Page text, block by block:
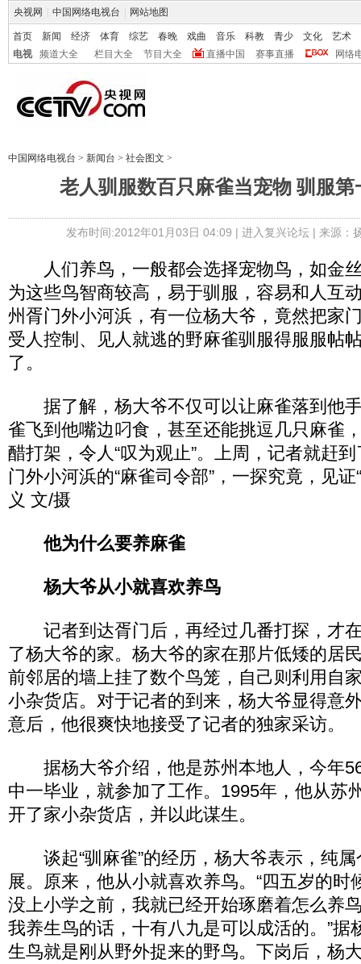
央视网 中国网络电视台 网站地图
首页 新闻 经济 体育 综艺 春晚 戏曲 音乐 科教 青少 文化
艺术
电视
频道大全 栏目大全 节目大全 直播中国 赛事直播 网络
中国网络电视台 > 新闻台 > 社会图文 >
老人驯服数百只麻雀当宠物 驯服第
发布时间:2012年01月03日 04:09 | 进入复兴论坛| 来源：
人们养鸟，一般都会选择宠物鸟，如金
为这些鸟智商较高，易于驯服，容易和人互
州胥门外小河浜，有一位杨大爷，竟然把家
受人控制、见人就逃的野麻雀驯服得服服帖
了。
据了解，杨大爷不仅可以让麻雀落到他
雀飞到他嘴边叼食，甚至还能挑逗几只麻雀
醋打架，令人“叹为观止”。上周，记者就赶
门外小河浜的“麻雀司令部”，一探究竟，见证
义 文/摄
他为什么要养麻雀
杨大爷从小就喜欢养鸟
记者到达胥门后，再经过几番打探，才
了杨大爷的家。杨大爷的家在那片低矮的居
前邻居的墙上挂了数个鸟笼，自己则利用自
小杂货店。对于记者的到来，杨大爷显得意
意后，他很爽快地接受了记者的独家采访。
据杨大爷介绍，他是苏州本地人，今年56
中一毕业，就参加了工作。1995年，他从苏
开了家小杂货店，并以此谋生。
谈起“驯麻雀”的经历，杨大爷表示，纯属
展。原来，他从小就喜欢养鸟。“四五岁的时
没上小学之前，我就已经开始琢磨着怎么养
我养生鸟的话，十有八九是可以成活的。”据
生鸟就是刚从野外捉来的野鸟。下岗后，杨